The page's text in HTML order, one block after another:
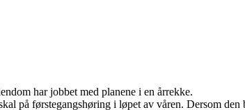
har jobbet med planene i en årrekke.
på førstegangshøring i løpet av våren. Dersom